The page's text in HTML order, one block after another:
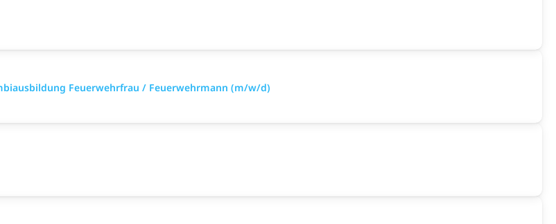
Feuerwehrfrau / Feuerwehrmann (m/w/d)